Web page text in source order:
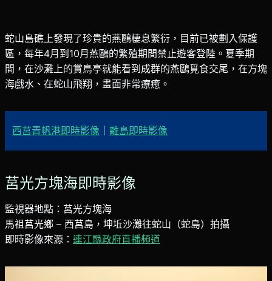
蛇山島礁上發現了珍貴的燕鷗棲息繁衍，目前已被劃入保護
區，每年4月到10月燕鷗的繁殖期間禁止遊客登陸。夏季期
間，在沙灘上的賞鳥亭就能看到成群的燕鷗覓食交尾，在方塊
海戲水、在蛇山飛翔，畫面非常療癒。
西莒青帆港即時影像 離島即時影像
莒光方塊海即時影像
監視器地點：莒光方塊海
馬祖莒光鄉 – 西莒島，坤坵沙灘往蛇山（蛇島）拍攝
即時影像來源： 連江縣政府直播頻道